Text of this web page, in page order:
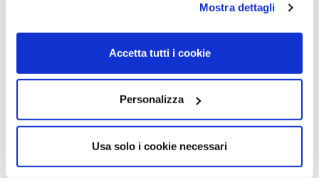
Mostra dettagli
Accetta tutti i cookie
Personalizza
Usa solo i cookie necessari
OCCHIALE DA SOLE TOM
FORD FT0711 FAUSTO –